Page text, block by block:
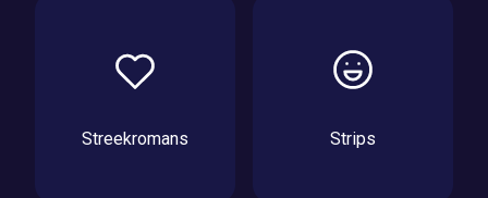
Streekromans Strips